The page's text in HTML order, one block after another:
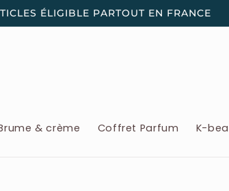
ÉLIGIBLE PARTOUT EN FRANCE
& crème Coffret Parfum K-